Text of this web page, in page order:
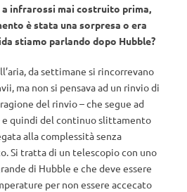
infrarossi mai costruito prima,
è stata una sorpresa o era
stiamo parlando dopo Hubble?
da settimane si rincorrevano
ma non si pensava ad un rinvio di
del rinvio – che segue ad
quindi del continuo slittamento
alla complessità senza
Si tratta di un telescopio con uno
di Hubble e che deve essere
per non essere accecato